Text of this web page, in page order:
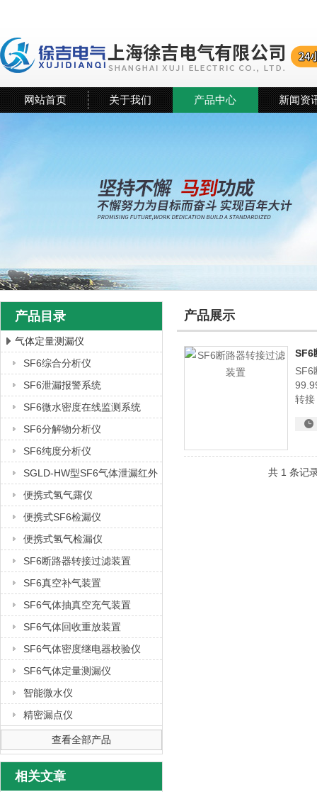
上海徐吉电气有限公司
网站首页 关于我们 产品中心 新闻资
产品目录
气体定量测漏仪
SF6综合分析仪
SF6泄漏报警系统
SF6微水密度在线监测系统
SF6分解物分析仪
SF6纯度分析仪
SGLD-HW型SF6气体泄漏红外
检漏仪
便携式氢气露仪
便携式SF6检漏仪
便携式氢气检漏仪
SF6断路器转接过滤装置
SF6真空补气装置
SF6气体抽真空充气装置
SF6气体回收重放装置
SF6气体密度继电器校验仪
SF6气体定量测漏仪
智能微水仪
精密漏点仪
查看全部产品
相关文章
产品展示
SF6
SF6
转接
共 1 条记